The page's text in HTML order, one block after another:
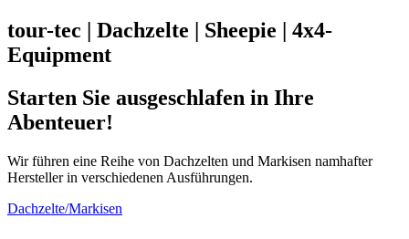
tour-tec | Dachzelte | Sheepie | 4x4-
Equipment
Starten Sie ausgeschlafen in Ihre
Abenteuer!
Wir führen eine Reihe von Dachzelten und Markisen namhafter
Hersteller in verschiedenen Ausführungen.
Dachzelte/Markisen